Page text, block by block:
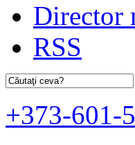
Director
RSS
+373-601-